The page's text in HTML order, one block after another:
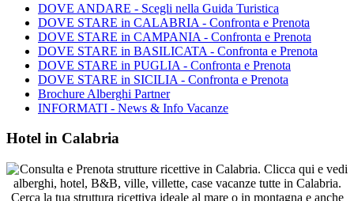
DOVE ANDARE - Scegli nella Guida Turistica
DOVE STARE in CALABRIA - Confronta e Prenota
DOVE STARE in CAMPANIA - Confronta e Prenota
DOVE STARE in BASILICATA - Confronta e Prenota
DOVE STARE in PUGLIA - Confronta e Prenota
DOVE STARE in SICILIA - Confronta e Prenota
Brochure Alberghi Partner
INFORMATI - News & Info Vacanze
Hotel in Calabria